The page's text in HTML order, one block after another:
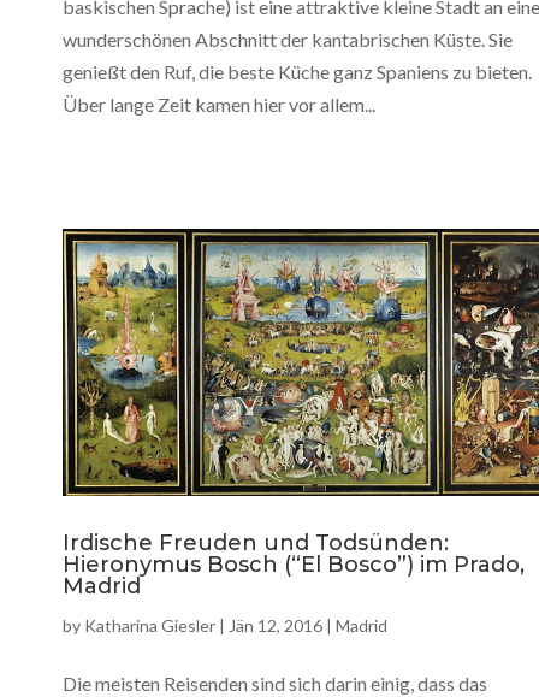
baskischen Sprache) ist eine attraktive kleine Stadt an
wunderschönen Abschnitt der kantabrischen Küste. Sie
genießt den Ruf, die beste Küche ganz Spaniens zu bieten.
Über lange Zeit kamen hier vor allem...
Irdische Freuden und Todsünden:
Hieronymus Bosch (“El Bosco”) im Prado,
Madrid
by Katharina Giesler | Jän 12, 2016 | Madrid
Die meisten Reisenden sind sich darin einig, dass das